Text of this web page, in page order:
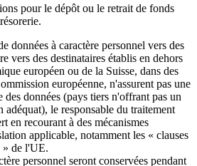
pour le dépôt ou le retrait de fonds
données à caractère personnel vers des
vers des destinataires établis en dehors
européen ou de la Suisse, dans des
européenne, n'assurent pas une
des données (pays tiers n'offrant pas un
adéquat), le responsable du traitement
en recourant à des mécanismes
applicable, notamment les « clauses
» de l'UE.
personnel seront conservées pendant